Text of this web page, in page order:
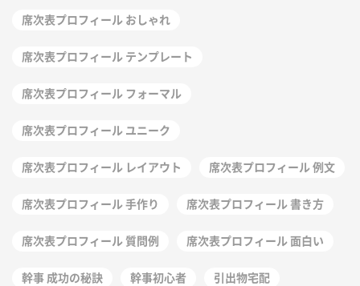
席次表プロフィール おしゃれ
席次表プロフィール テンプレート
席次表プロフィール フォーマル
席次表プロフィール ユニーク
席次表プロフィール レイアウト 席次表プロフィール 例文
席次表プロフィール 手作り 席次表プロフィール 書き方
席次表プロフィール 質問例 席次表プロフィール 面白い
幹事 成功の秘訣 幹事初心者 引出物宅配